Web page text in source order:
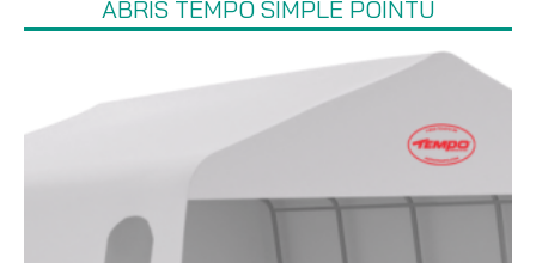
ABRIS TEMPO SIMPLE POINTU